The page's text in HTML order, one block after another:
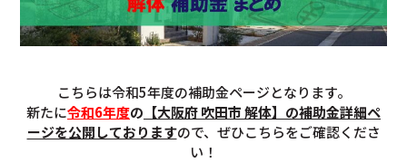
こちらは令和5年度の補助金ページとなります。
新たに令和6年度の 【大阪府 吹田市 解体】の補助金詳細ペ
ージを公開しておりますので、ぜひこちらをご確認くださ
い！